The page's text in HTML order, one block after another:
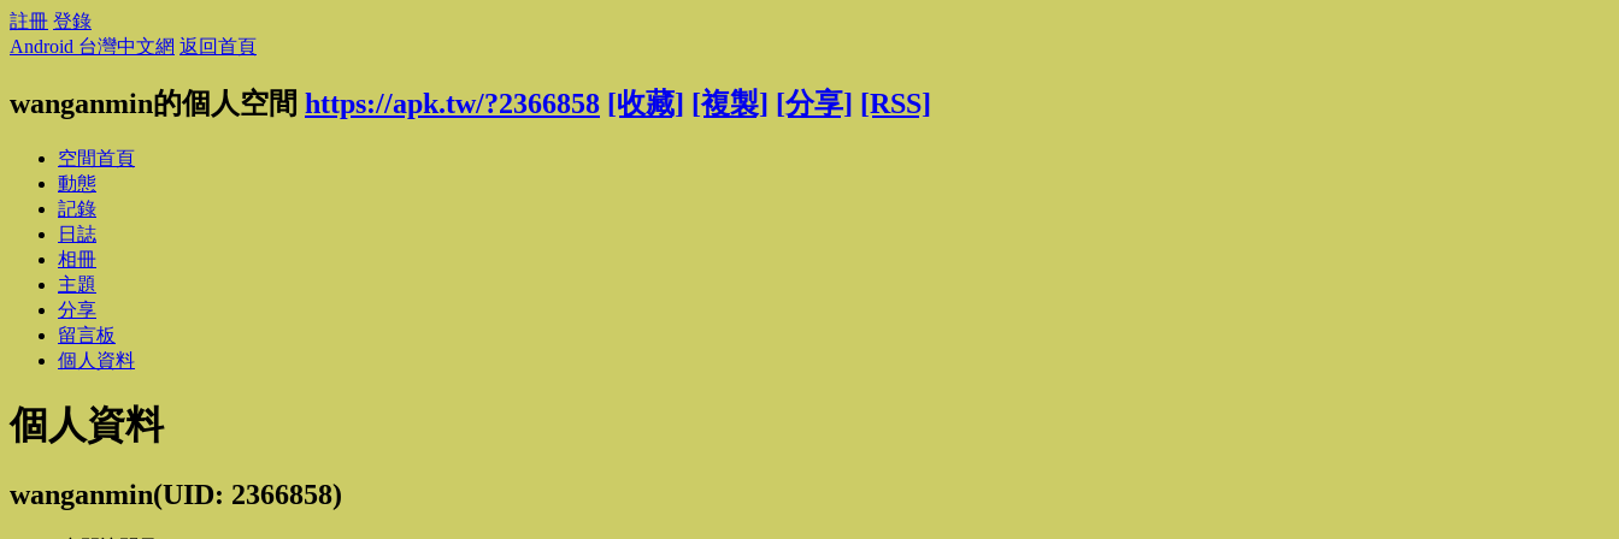
註冊 登錄
Android 台灣中文網 返回首頁
wanganmin的個人空間 https://apk.tw/?2366858 [收藏] [複製] [分享] [RSS]
空間首頁
動態
記錄
日誌
相冊
主題
分享
留言板
個人資料
個人資料
wanganmin(UID: 2366858)